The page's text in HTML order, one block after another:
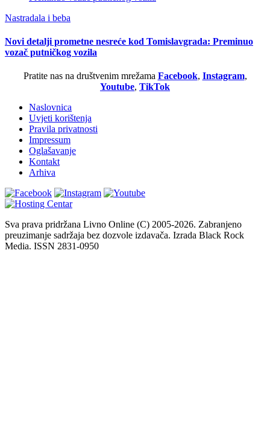
Nastradala i beba
Novi detalji prometne nesreće kod Tomislavgrada: Preminuo
vozač putničkog vozila
Pratite nas na društvenim mrežama Facebook, Instagram,
Youtube, TikTok
Naslovnica
Uvjeti korištenja
Pravila privatnosti
Impressum
Oglašavanje
Kontakt
Arhiva
Sva prava pridržana Livno Online (C) 2005-2026. Zabranjeno
preuzimanje sadržaja bez dozvole izdavača. Izrada Black Rock
Media. ISSN 2831-0950